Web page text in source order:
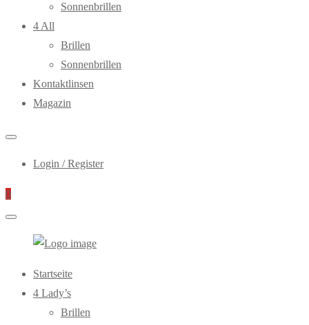
Sonnenbrillen
4 All
Brillen
Sonnenbrillen
Kontaktlinsen
Magazin
Login / Register
0
Primary
Menu
Startseite
4 Lady’s
Brillen